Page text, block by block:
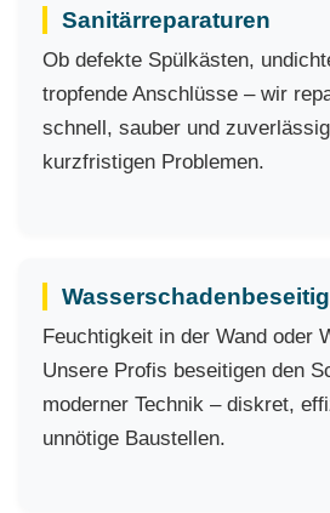
Sanitärreparaturen
Ob defekte Spülkästen,
tropfende Anschlüsse – wir
schnell, sauber und
kurzfristigen Problemen.
Feuchtigkeit in der Wand oder
Unsere Profis beseitigen den
moderner Technik – diskret,
unnötige Baustellen.